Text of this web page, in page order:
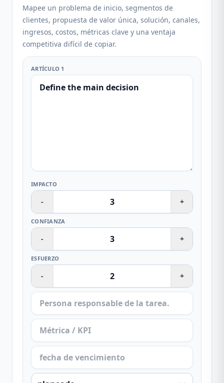
Mapee un problema de inicio, segmentos de
clientes, propuesta de valor única, solución, canales,
ingresos, costos, métricas clave y una ventaja
competitiva difícil de copiar.
ARTÍCULO 1
IMPACTO
- +
CONFIANZA
- +
ESFUERZO
- +